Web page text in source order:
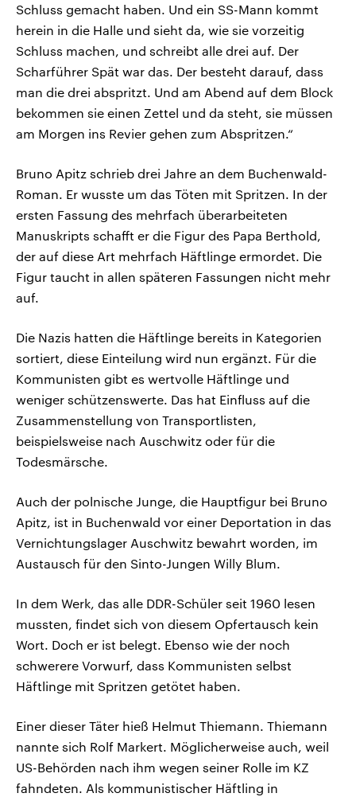
Schluss gemacht haben. Und ein SS-Mann kommt
herein in die Halle und sieht da, wie sie vorzeitig
Schluss machen, und schreibt alle drei auf. Der
Scharführer Spät war das. Der besteht darauf, dass
man die drei abspritzt. Und am Abend auf dem Block
bekommen sie einen Zettel und da steht, sie müssen
am Morgen ins Revier gehen zum Abspritzen.“
Bruno Apitz schrieb drei Jahre an dem Buchenwald-
Roman. Er wusste um das Töten mit Spritzen. In der
ersten Fassung des mehrfach überarbeiteten
Manuskripts schafft er die Figur des Papa Berthold,
der auf diese Art mehrfach Häftlinge ermordet. Die
Figur taucht in allen späteren Fassungen nicht mehr
auf.
Die Nazis hatten die Häftlinge bereits in Kategorien
sortiert, diese Einteilung wird nun ergänzt. Für die
Kommunisten gibt es wertvolle Häftlinge und
weniger schützenswerte. Das hat Einfluss auf die
Zusammenstellung von Transportlisten,
beispielsweise nach Auschwitz oder für die
Todesmärsche.
Auch der polnische Junge, die Hauptfigur bei Bruno
Apitz, ist in Buchenwald vor einer Deportation in das
Vernichtungslager Auschwitz bewahrt worden, im
Austausch für den Sinto-Jungen Willy Blum.
In dem Werk, das alle DDR-Schüler seit 1960 lesen
mussten, findet sich von diesem Opfertausch kein
Wort. Doch er ist belegt. Ebenso wie der noch
schwerere Vorwurf, dass Kommunisten selbst
Häftlinge mit Spritzen getötet haben.
Einer dieser Täter hieß Helmut Thiemann. Thiemann
nannte sich Rolf Markert. Möglicherweise auch, weil
US-Behörden nach ihm wegen seiner Rolle im KZ
fahndeten. Als kommunistischer Häftling in